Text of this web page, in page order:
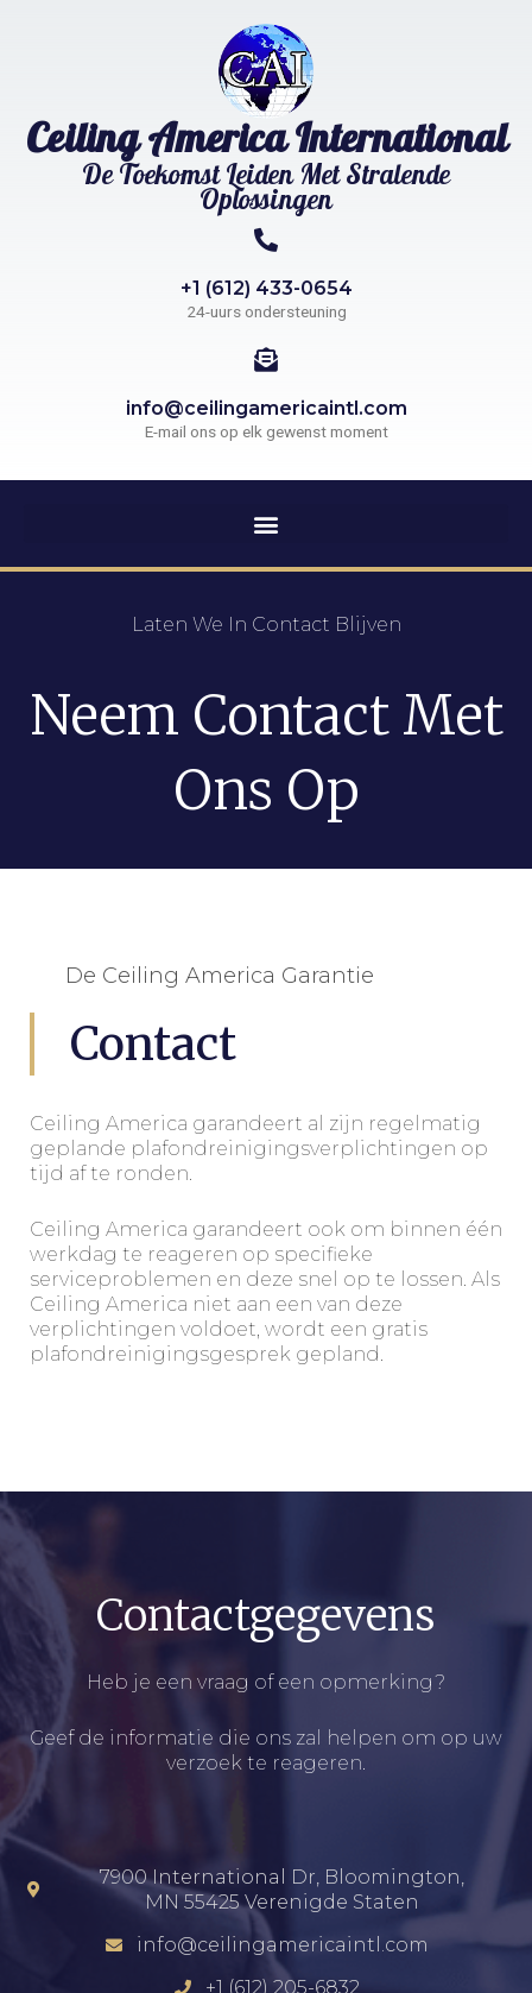
Ceiling America International
De Toekomst Leiden Met Stralende
Oplossingen
+1 (612) 433-0654
24-uurs ondersteuning
info@ceilingamericaintl.com
E-mail ons op elk gewenst moment
Laten We In Contact Blijven
Neem Contact Met
Ons Op
De Ceiling America Garantie
Contact
Ceiling America garandeert al zijn regelmatig
geplande plafondreinigingsverplichtingen op
tijd af te ronden.
Ceiling America garandeert ook om binnen één
werkdag te reageren op specifieke
serviceproblemen en deze snel op te lossen. Als
Ceiling America niet aan een van deze
verplichtingen voldoet, wordt een gratis
plafondreinigingsgesprek gepland.
Contactgegevens
Heb je een vraag of een opmerking?
Geef de informatie die ons zal helpen om op uw
verzoek te reageren.
7900 International Dr, Bloomington,
MN 55425 Verenigde Staten
info@ceilingamericaintl.com
+1 (612) 205-6832